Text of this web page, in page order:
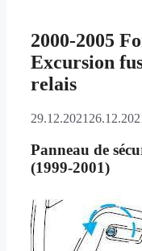
2000-2005
Excursion
relais
29.12.2021
Panneau de
(1999-2001)